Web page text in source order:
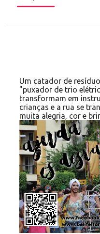
Um catador de
"puxador de trio
transformam em
crianças e a rua se
muita alegria, cor e